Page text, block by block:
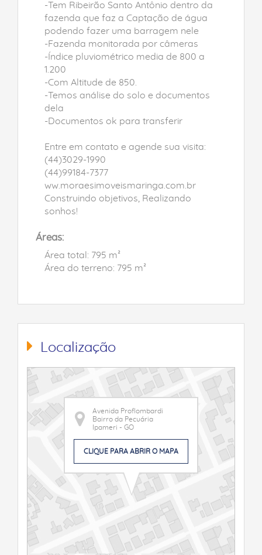
-Tem Ribeirão Santo Antônio dentro da
fazenda que faz a Captação de água
podendo fazer uma barragem nele
-Fazenda monitorada por câmeras
-Índice pluviométrico media de 800 a
1.200
-Com Altitude de 850.
-Temos análise do solo e documentos
dela
-Documentos ok para transferir
Entre em contato e agende sua visita:
(44)3029-1990
(44)99184-7377
ww.moraesimoveismaringa.com.br
Construindo objetivos, Realizando
sonhos!
Áreas:
Área total: 795 m²
Área do terreno: 795 m²
Localização
Avenida Proflombardi
Bairro da Pecuária
Ipameri - GO
CLIQUE PARA ABRIR O MAPA